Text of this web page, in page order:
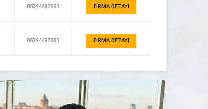
05394497888 FİRMA DETAYI
05394497888 FİRMA DETAYI